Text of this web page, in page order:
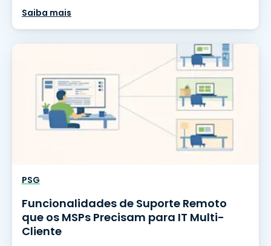
Saiba mais
PSG
Funcionalidades de Suporte Remoto
que os MSPs Precisam para IT Multi-
Cliente